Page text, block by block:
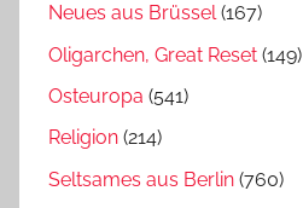
Neues aus Brüssel(167)
Oligarchen, Great Reset (149)
Osteuropa (541)
Religion (214)
Seltsames aus Berlin (760)